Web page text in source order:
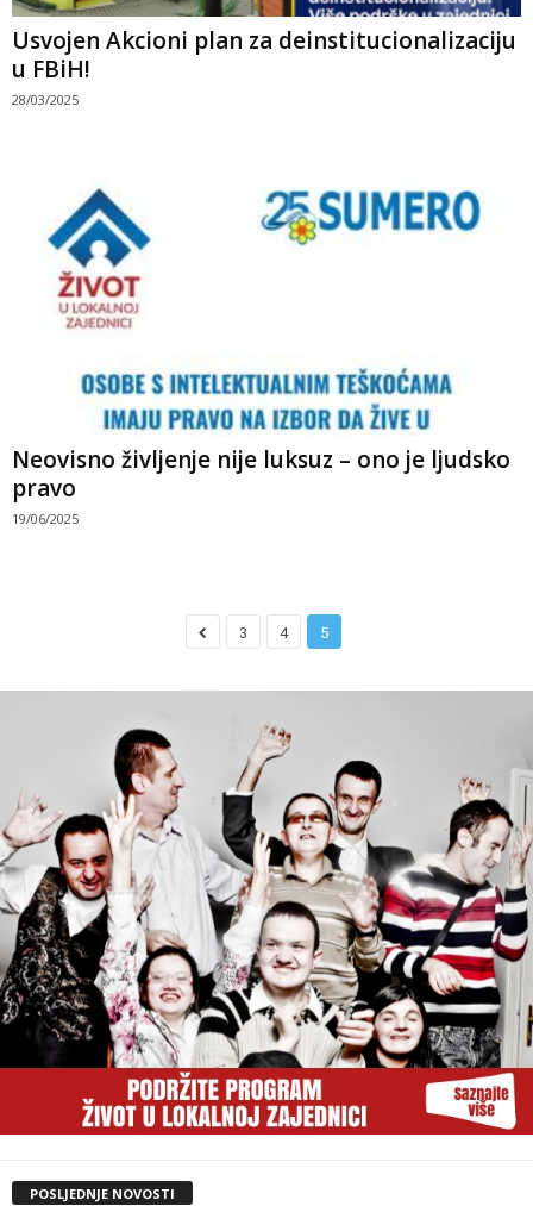
Usvojen Akcioni plan za deinstitucionalizaciju
u FBiH!
28/03/2025
Neovisno življenje nije luksuz – ono je ljudsko
pravo
19/06/2025
3 4 5
POSLJEDNJE NOVOSTI